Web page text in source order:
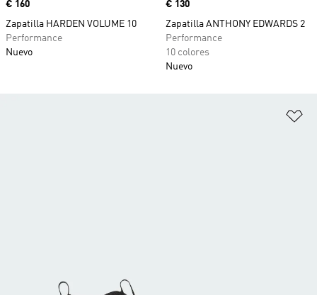
Precio
€ 160
Zapatilla HARDEN VOLUME 10
Performance
Nuevo
Precio
€ 130
Zapatilla ANTHONY EDWARDS 2
Performance
10 colores
Nuevo